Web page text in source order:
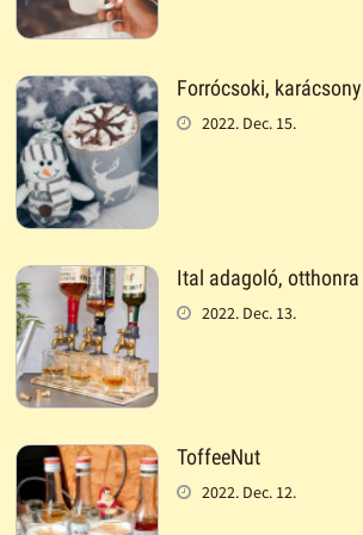
Forrócsoki,
2022. Dec. 15.
Ital adagoló, otthonra
2022. Dec. 13.
ToffeeNut
2022. Dec. 12.